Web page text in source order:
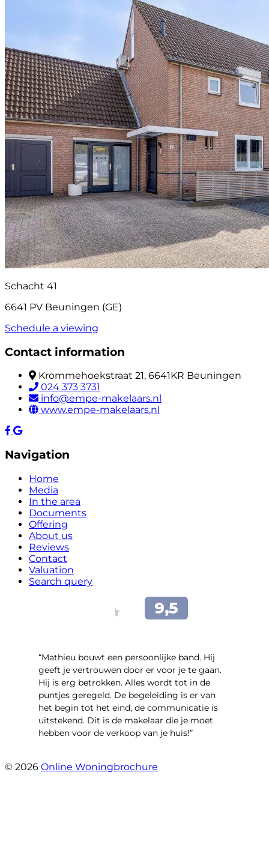
Schacht 41
6641 PV Beuningen (GE)
Schedule a viewing
Contact information
Krommehoekstraat 21, 6641KR Beuningen
024 373 3731
info@empe-makelaars.nl
www.empe-makelaars.nl
Navigation
Home
Media
In the area
Documents
Offering
About us
Reviews
Contact
Valuation
Search query
“Mathieu bouwt een persoonlijke band. Hij
geeft je vertrouwen door er voor je te gaan.
Hij is erg betrokken. Alles wordt tot in de
puntjes geregeld. De begeleiding is er van
het begin tot het eind, de communicatie is
uitstekend. Dit is de makelaar die je moet
hebben voor de verkoop van je huis!”
© 2026 Online Woningbrochure